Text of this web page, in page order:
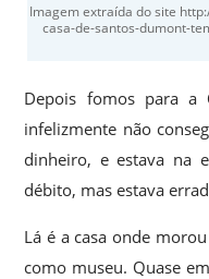
Imagem extraída do site
casa-de-santos-dumont-
Depois fomos para a
infelizmente não
dinheiro, e estava na
débito, mas estava
Lá é a casa onde
como museu. Quase